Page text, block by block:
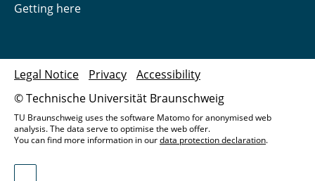
Getting here
© Technische Universität Braunschweig
Legal Notice Privacy Accessibility
TU Braunschweig uses the software Matomo for anonymised web
analysis. The data serve to optimise the web offer.
You can find more information in ourdata protection declaration.